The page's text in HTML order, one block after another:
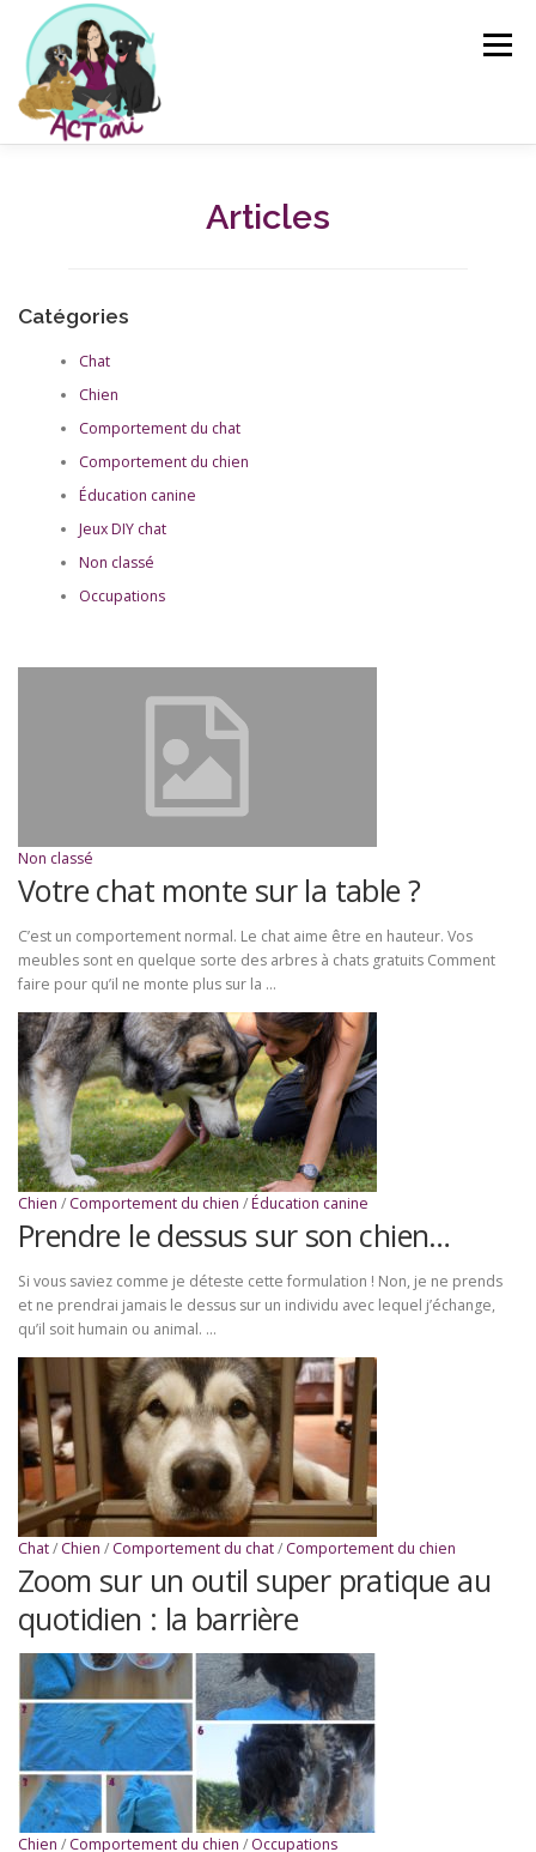
contenu
Menu
Articles
Catégories
Chat
Chien
Comportement du chat
Comportement du chien
Éducation canine
Jeux DIY chat
Non classé
Occupations
Non classé
Votre chat monte sur la table ?
C’est un comportement normal. Le chat aime être en hauteur. Vos
meubles sont en quelque sorte des arbres à chats gratuits Comment
faire pour qu’il ne monte plus sur la …
Chien /Comportement du chien /Éducation canine
Prendre le dessus sur son chien…
Si vous saviez comme je déteste cette formulation ! Non, je ne prends
et ne prendrai jamais le dessus sur un individu avec lequel j’échange,
qu’il soit humain ou animal. …
Chat/Chien /Comportement du chat/Comportement du chien
Zoom sur un outil super pratique au
quotidien : la barrière
Chien /Comportement du chien /Occupations